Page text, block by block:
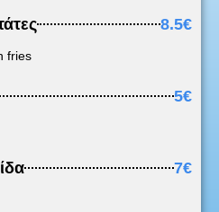
8.5€
fries
5€
7€